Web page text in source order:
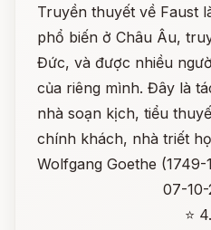
Truyền thuyết về Faust
phổ biến ở Châu Âu,
Đức, và được nhiều
của riêng mình. Đây là
nhà soạn kịch, tiểu
chính khách, nhà triết
Wolfgang Goethe (1749-
07-
⭐